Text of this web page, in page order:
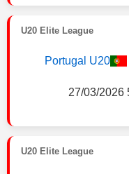
U20 Elite League
Portugal U20
27/03/2026
U20 Elite League